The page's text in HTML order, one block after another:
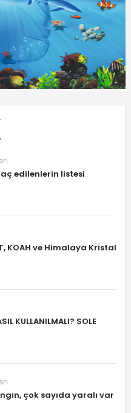
edilenlerin listesi
KOAH ve Himalaya Kristal
KULLANILMALI? SOLE
çok sayıda yaralı var